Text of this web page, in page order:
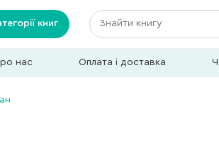
книг
нас Оплата і доставка